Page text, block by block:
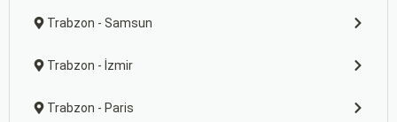
Trabzon - Samsun
Trabzon - İzmir
Trabzon - Paris